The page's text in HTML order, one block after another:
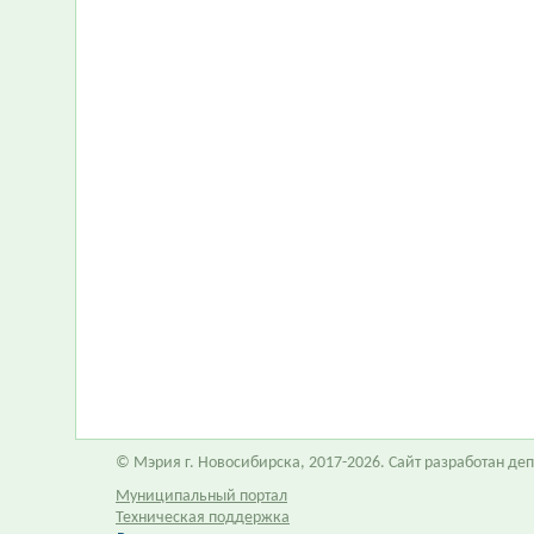
© Мэрия г. Новосибирска, 2017-2026. Сайт разработан
Муниципальный портал
Техническая поддержка